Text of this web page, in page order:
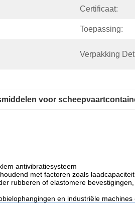
Certificaat:
Toepassing:
Verpakking
voor
antivibratiesysteem
met factoren zoals
rubberen of elastomere
en industriële